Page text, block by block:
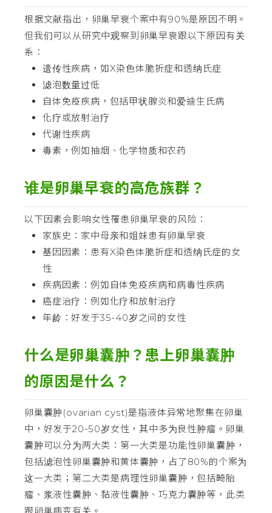
根据文献指出，卵巢早衰个案中有90%是原因不明。
但我们可以从研究中观察到卵巢早衰跟以下原因有关
系：
遗传性疾病，如X染色体脆折症和透纳氏症
滤泡数量过低
自体免疫疾病，包括甲状腺炎和爱迪生氏病
化疗或放射治疗
代谢性疾病
毒素，例如抽烟、化学物质和农药
谁是卵巢早衰的高危族群？
以下因素会影响女性罹患卵巢早衰的风险：
家族史：家中母亲和姐妹患有卵巢早衰
基因因素：患有X染色体脆折症和透纳氏症的女
性
疾病因素：例如自体免疫疾病和病毒性疾病
癌症治疗：例如化疗和放射治疗
年龄：好发于35-40岁之间的女性
什么是卵巢囊肿？患上卵巢囊肿
的原因是什么？
卵巢囊肿(ovarian cyst)是指液体异常地聚集在卵巢
中，好发于20-50岁女性，其中多为良性肿瘤。卵巢
囊肿可以分为两大类：第一大类是功能性卵巢囊肿，
包括滤泡性卵巢囊肿和黄体囊肿，占了80%的个案为
这一大类；第二大类是病理性卵巢囊肿，包括畸胎
瘤、浆液性囊肿、黏液性囊肿、巧克力囊肿等，此类